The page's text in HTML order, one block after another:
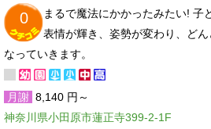
0
まるで魔法にかかったみたい! 子
表情が輝き、姿勢が変わり、どん
なっていきます。
月謝 8,140 円～
神奈川県小田原市蓮正寺399-2-1F